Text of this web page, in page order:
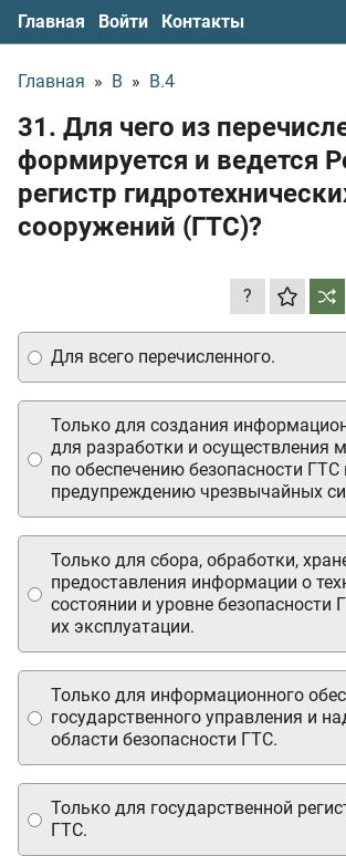
Главная Войти Контакты
Главная » В » В.4
31. Для чего из
формируется и ведется
регистр
сооружений (ГТС)?
?
Только для государственной
ГТС.
Для всего перечисленного.
Только для сбора, обработки,
предоставления информации о
состоянии и уровне безопасности
их эксплуатации.
Только для создания
для разработки и осуществления
по обеспечению безопасности ГТС
предупреждению чрезвычайных
Только для информационного
государственного управления и
области безопасности ГТС.